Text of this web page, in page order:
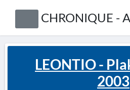
CHRONIQUE -
LEONTIO -
2003